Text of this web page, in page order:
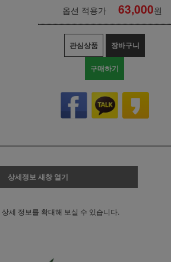
옵션 적용가 63,000원
관심상품 장바구니
구매하기
상세정보 새창 열기
상세 정보를 확대해 보실 수 있습니다.